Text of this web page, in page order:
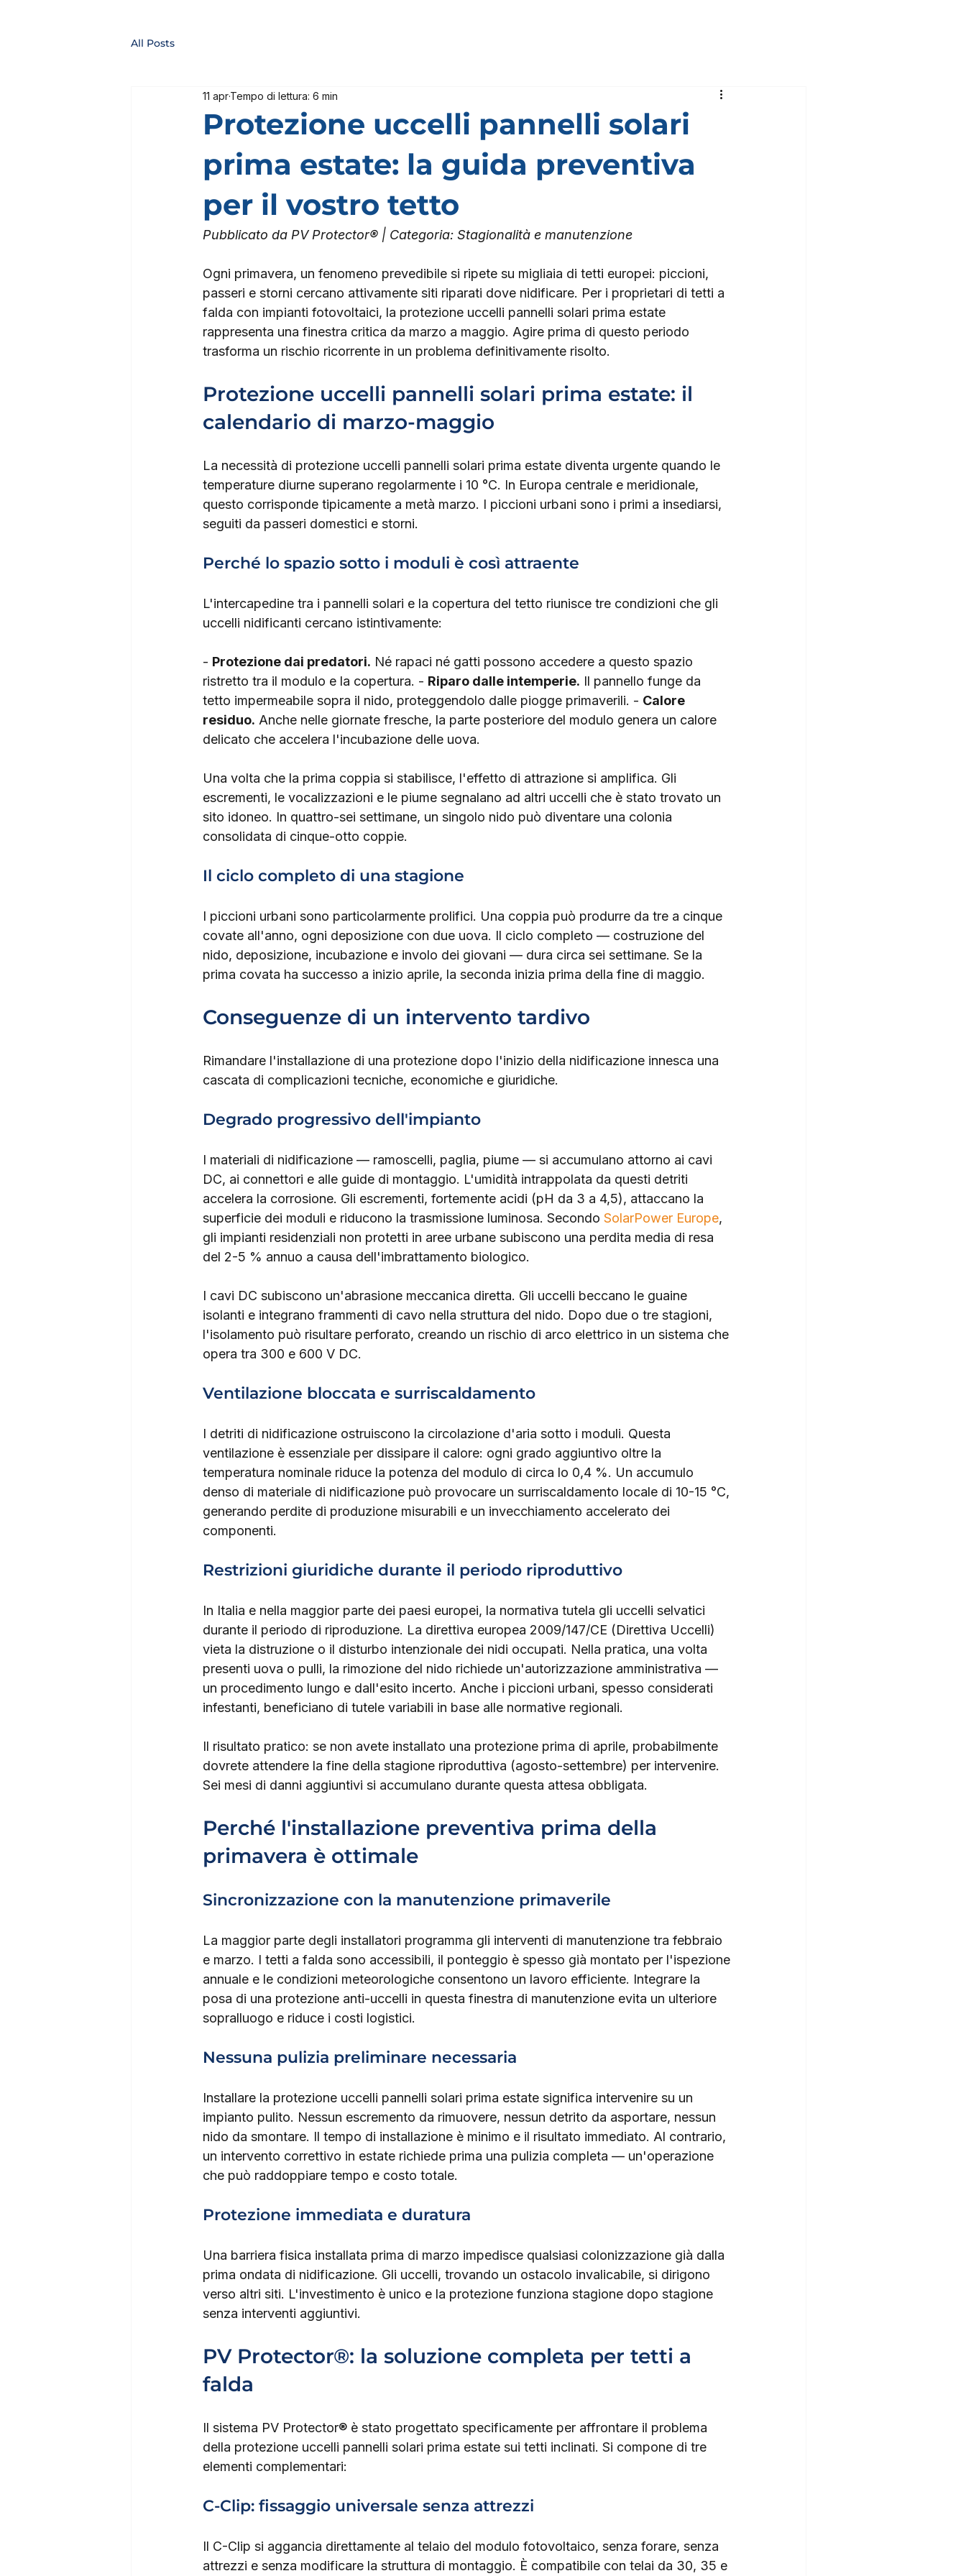
All Posts
Protezione uccelli pannelli solari
prima estate: la guida preventiva
per il vostro tetto
11 aprTempo di lettura: 6 min
Pubblicato da PV Protector® | Categoria: Stagionalità e manutenzione
Ogni primavera, un fenomeno prevedibile si ripete su migliaia di tetti europei: piccioni,
passeri e storni cercano attivamente siti riparati dove nidificare. Per i proprietari di tetti a
falda con impianti fotovoltaici, la protezione uccelli pannelli solari prima estate
rappresenta una finestra critica da marzo a maggio. Agire prima di questo periodo
trasforma un rischio ricorrente in un problema definitivamente risolto.
Protezione uccelli pannelli solari prima estate: il
calendario di marzo-maggio
La necessità di protezione uccelli pannelli solari prima estate diventa urgente quando le
temperature diurne superano regolarmente i 10 °C. In Europa centrale e meridionale,
questo corrisponde tipicamente a metà marzo. I piccioni urbani sono i primi a insediarsi,
seguiti da passeri domestici e storni.
Perché lo spazio sotto i moduli è così attraente
L'intercapedine tra i pannelli solari e la copertura del tetto riunisce tre condizioni che gli
uccelli nidificanti cercano istintivamente:
- Protezione dai predatori. Né rapaci né gatti possono accedere a questo spazio
ristretto tra il modulo e la copertura. - Riparo dalle intemperie. Il pannello funge da
tetto impermeabile sopra il nido, proteggendolo dalle piogge primaverili. - Calore
residuo. Anche nelle giornate fresche, la parte posteriore del modulo genera un calore
delicato che accelera l'incubazione delle uova.
Una volta che la prima coppia si stabilisce, l'effetto di attrazione si amplifica. Gli
escrementi, le vocalizzazioni e le piume segnalano ad altri uccelli che è stato trovato un
sito idoneo. In quattro-sei settimane, un singolo nido può diventare una colonia
consolidata di cinque-otto coppie.
Il ciclo completo di una stagione
I piccioni urbani sono particolarmente prolifici. Una coppia può produrre da tre a cinque
covate all'anno, ogni deposizione con due uova. Il ciclo completo — costruzione del
nido, deposizione, incubazione e involo dei giovani — dura circa sei settimane. Se la
prima covata ha successo a inizio aprile, la seconda inizia prima della fine di maggio.
Conseguenze di un intervento tardivo
Rimandare l'installazione di una protezione dopo l'inizio della nidificazione innesca una
cascata di complicazioni tecniche, economiche e giuridiche.
Degrado progressivo dell'impianto
I materiali di nidificazione — ramoscelli, paglia, piume — si accumulano attorno ai cavi
DC, ai connettori e alle guide di montaggio. L'umidità intrappolata da questi detriti
accelera la corrosione. Gli escrementi, fortemente acidi (pH da 3 a 4,5), attaccano la
superficie dei moduli e riducono la trasmissione luminosa. Secondo SolarPower Europe,
gli impianti residenziali non protetti in aree urbane subiscono una perdita media di resa
del 2-5 % annuo a causa dell'imbrattamento biologico.
I cavi DC subiscono un'abrasione meccanica diretta. Gli uccelli beccano le guaine
isolanti e integrano frammenti di cavo nella struttura del nido. Dopo due o tre stagioni,
l'isolamento può risultare perforato, creando un rischio di arco elettrico in un sistema che
opera tra 300 e 600 V DC.
Ventilazione bloccata e surriscaldamento
I detriti di nidificazione ostruiscono la circolazione d'aria sotto i moduli. Questa
ventilazione è essenziale per dissipare il calore: ogni grado aggiuntivo oltre la
temperatura nominale riduce la potenza del modulo di circa lo 0,4 %. Un accumulo
denso di materiale di nidificazione può provocare un surriscaldamento locale di 10-15 °C,
generando perdite di produzione misurabili e un invecchiamento accelerato dei
componenti.
Restrizioni giuridiche durante il periodo riproduttivo
In Italia e nella maggior parte dei paesi europei, la normativa tutela gli uccelli selvatici
durante il periodo di riproduzione. La direttiva europea 2009/147/CE (Direttiva Uccelli)
vieta la distruzione o il disturbo intenzionale dei nidi occupati. Nella pratica, una volta
presenti uova o pulli, la rimozione del nido richiede un'autorizzazione amministrativa —
un procedimento lungo e dall'esito incerto. Anche i piccioni urbani, spesso considerati
infestanti, beneficiano di tutele variabili in base alle normative regionali.
Il risultato pratico: se non avete installato una protezione prima di aprile, probabilmente
dovrete attendere la fine della stagione riproduttiva (agosto-settembre) per intervenire.
Sei mesi di danni aggiuntivi si accumulano durante questa attesa obbligata.
Perché l'installazione preventiva prima della
primavera è ottimale
Sincronizzazione con la manutenzione primaverile
La maggior parte degli installatori programma gli interventi di manutenzione tra febbraio
e marzo. I tetti a falda sono accessibili, il ponteggio è spesso già montato per l'ispezione
annuale e le condizioni meteorologiche consentono un lavoro efficiente. Integrare la
posa di una protezione anti-uccelli in questa finestra di manutenzione evita un ulteriore
sopralluogo e riduce i costi logistici.
Nessuna pulizia preliminare necessaria
Installare la protezione uccelli pannelli solari prima estate significa intervenire su un
impianto pulito. Nessun escremento da rimuovere, nessun detrito da asportare, nessun
nido da smontare. Il tempo di installazione è minimo e il risultato immediato. Al contrario,
un intervento correttivo in estate richiede prima una pulizia completa — un'operazione
che può raddoppiare tempo e costo totale.
Protezione immediata e duratura
Una barriera fisica installata prima di marzo impedisce qualsiasi colonizzazione già dalla
prima ondata di nidificazione. Gli uccelli, trovando un ostacolo invalicabile, si dirigono
verso altri siti. L'investimento è unico e la protezione funziona stagione dopo stagione
senza interventi aggiuntivi.
PV Protector®: la soluzione completa per tetti a
falda
Il sistema PV Protector® è stato progettato specificamente per affrontare il problema
della protezione uccelli pannelli solari prima estate sui tetti inclinati. Si compone di tre
elementi complementari:
C-Clip: fissaggio universale senza attrezzi
Il C-Clip si aggancia direttamente al telaio del modulo fotovoltaico, senza forare, senza
attrezzi e senza modificare la struttura di montaggio. È compatibile con telai da 30, 35 e